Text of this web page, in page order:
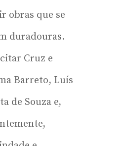
obras que se
duradouras.
Cruz e
Barreto, Luís
de Souza e,